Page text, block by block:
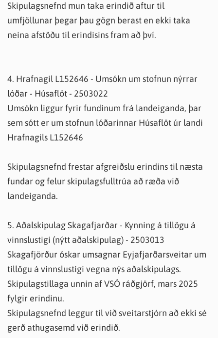
Skipulagsnefnd mun taka erindið aftur til
umfjöllunar þegar þau gögn berast en ekki taka
neina afstöðu til erindisins fram að því.
4. Hrafnagil L152646 - Umsókn um stofnun nýrrar
lóðar - Húsaflöt - 2503022
Umsókn liggur fyrir fundinum frá landeiganda, þar
sem sótt er um stofnun lóðarinnar Húsaflöt úr landi
Hrafnagils L152646
Skipulagsnefnd frestar afgreiðslu erindins til næsta
fundar og felur skipulagsfulltrúa að ræða við
landeiganda.
5. Aðalskipulag Skagafjarðar - Kynning á tillögu á
vinnslustigi (nýtt aðalskipulag) - 2503013
Skagafjörður óskar umsagnar Eyjafjarðarsveitar um
tillögu á vinnslustigi vegna nýs aðalskipulags.
Skipulagstillaga unnin af VSÓ ráðgjörf, mars 2025
fylgir erindinu.
Skipulagsnefnd leggur til við sveitarstjórn að ekki sé
gerð athugasemd við erindið.